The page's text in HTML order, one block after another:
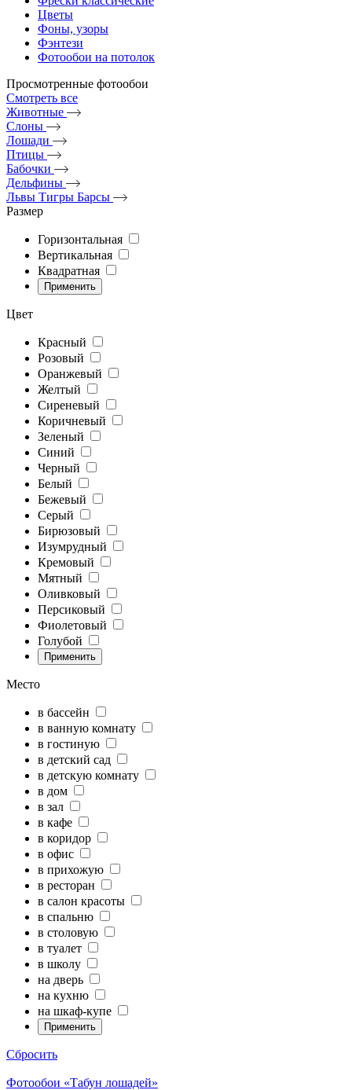
Цветы
Фоны, узоры
Фэнтези
Фотообои на потолок
Просмотренные фотообои
Смотреть все
Животные
Слоны
Лошади
Птицы
Бабочки
Дельфины
Львы Тигры Барсы
Размер
Горизонтальная
Вертикальная
Квадратная
Цвет
Красный
Розовый
Оранжевый
Желтый
Сиреневый
Коричневый
Зеленый
Синий
Черный
Белый
Бежевый
Серый
Бирюзовый
Изумрудный
Кремовый
Мятный
Оливковый
Персиковый
Фиолетовый
Голубой
Место
в бассейн
в ванную комнату
в гостиную
в детский сад
в детскую комнату
в дом
в зал
в кафе
в коридор
в офис
в прихожую
в ресторан
в салон красоты
в спальню
в столовую
в туалет
в школу
на дверь
на кухню
на шкаф-купе
Сбросить
Фотообои «Табун лошадей»